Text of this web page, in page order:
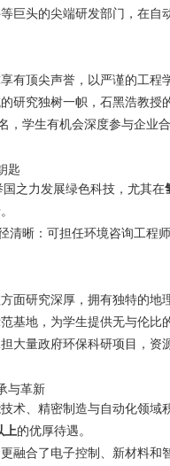
巨头的尖端研发部门，在
有顶尖声誉，以严谨的工程
研究独树一帜，石黑浩教授
，学生有机会深度参与企业
匙
之力发展绿色科技，尤其在
清晰：可担任环境咨询工
面研究深厚，拥有独特的地
基地，为学生提供无与伦比
大量政府环保科研项目，资
与革新
术、精密制造与自动化领
上的优厚待遇。
融合了电子控制、新材料